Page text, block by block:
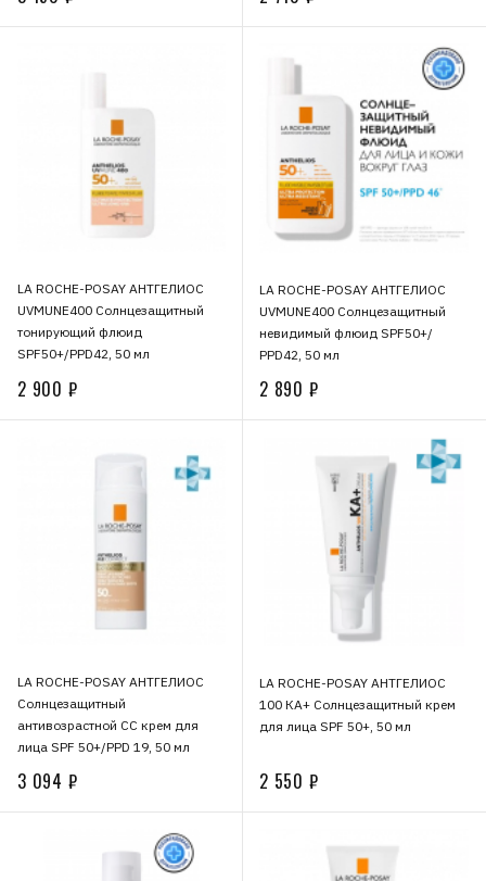
LA ROCHE-POSAY АНТГЕЛИОС
UVMUNE400 Солнцезащитный
тонирующий флюид
SPF50+/PPD42, 50 мл
2 900 ₽
LA ROCHE-POSAY АНТГЕЛИОС
UVMUNE400 Солнцезащитный
невидимый флюид SPF50+/
PPD42, 50 мл
2 890 ₽
LA ROCHE-POSAY АНТГЕЛИОС
Солнцезащитный
антивозрастной СС крем для
лица SPF 50+/PPD 19, 50 мл
3 094 ₽
LA ROCHE-POSAY АНТГЕЛИОС
100 КА+ Солнцезащитный крем
для лица SPF 50+, 50 мл
2 550 ₽